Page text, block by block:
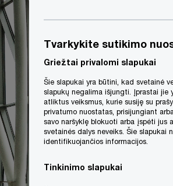
Tvarkykite sutikimo
Griežtai privalomi slapukai
Šie slapukai yra būtini, kad svetainė
slapukų negalima išjungti. Įprastai
atliktus veiksmus, kurie susiję su
privatumo nuostatas, prisijungiant
savo naršyklę blokuoti arba įspėti jus
svetainės dalys neveiks. Šie slapukai
identifikuojančios informacijos.
Tinkinimo slapukai